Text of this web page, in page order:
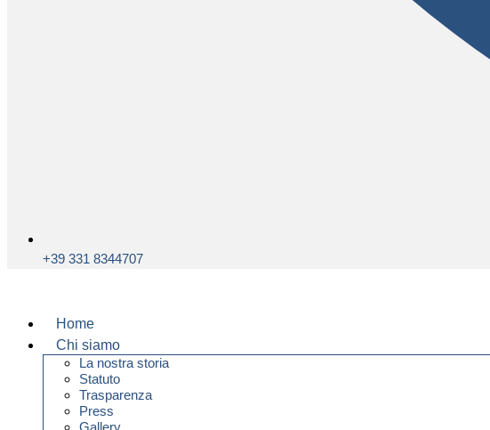
+39 331 8344707
Home
Chi siamo
La nostra storia
Statuto
Trasparenza
Press
Gallery